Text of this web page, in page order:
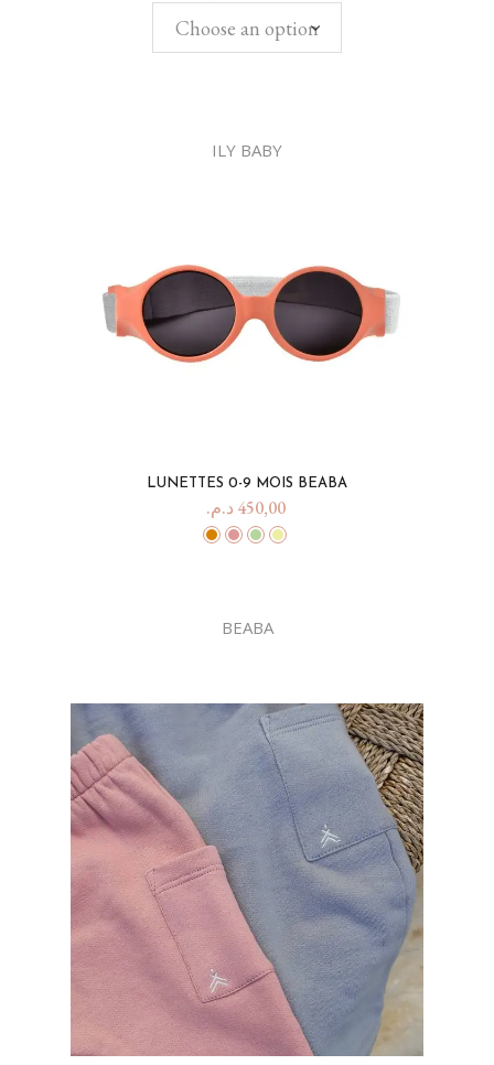
Choose an option
ILY BABY
LUNETTES 0-9 MOIS BEABA
450,00 د.م.
BEABA